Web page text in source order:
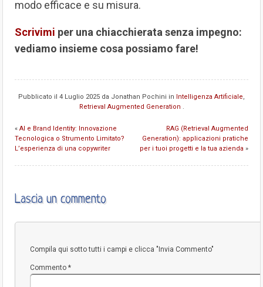
modo efficace e su misura.
Scrivimi per una chiacchierata senza impegno:
vediamo insieme cosa possiamo fare!
Pubblicato il 4 Luglio 2025 da Jonathan Pochini in Intelligenza Artificiale,
Retrieval Augmented Generation .
RAG (Retrieval Augmented
Generation): applicazioni pratiche
per i tuoi progetti e la tua azienda »
«AI e Brand Identity: Innovazione
Tecnologica o Strumento Limitato?
L’esperienza di una copywriter
Lascia un commento
Compila qui sotto tutti i campi e clicca "Invia Commento"
Commento*